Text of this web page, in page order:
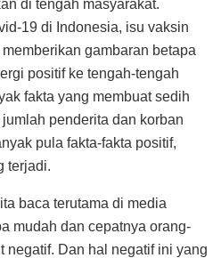
di tengah masyarakat.
19 di Indonesia, isu vaksin
gambaran betapa
positif ke tengah-tengah
fakta yang membuat sedih
penderita dan korban
pula fakta-fakta positif,
terjadi.
baca terutama di media
mudah dan cepatnya orang-
negatif. Dan hal negatif ini yang